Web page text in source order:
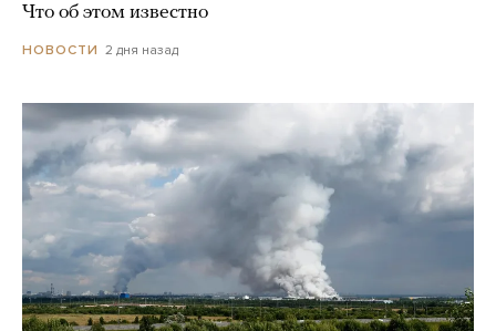
Что об этом известно
НОВОСТИ 2 дня назад